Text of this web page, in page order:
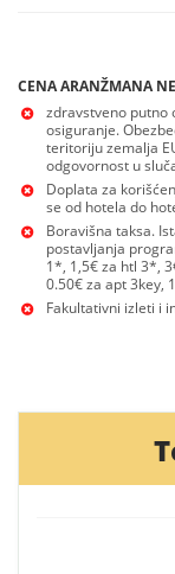
CENA ARANŽMANA
zdravstveno putno
osiguranje.
teritoriju zemalja
odgovornost u
Doplata za
se od hotela do
Boravišna taksa.
postavljanja
1*, 1,5€ za htl 3*,
0.50€ za apt 3key,
Fakultativni izleti i